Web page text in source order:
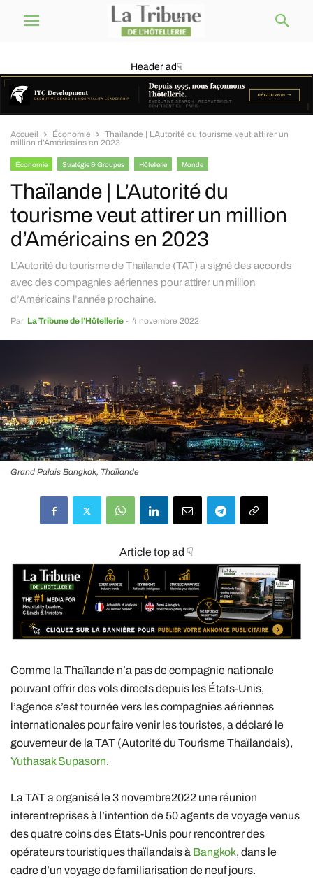
Header ad☟
Accueil Économie
Thaïlande | L’Autorité du tourisme veut attirer un
million d’Américains en 2023
Économie Stratégie & Groupes Hôtellerie Monde
Thaïlande | L’Autorité du
tourisme veut attirer un million
d’Américains en 2023
L’Autorité du tourisme de Thaïlande (TAT) a signé des accords
avec des compagnies aériennes pour attirer un million
d’Américains l’année prochaine.
Par La Tribune de l’Hôtellerie - 4 novembre 2022
Grand Palais Bangkok, Thaïlande
Article top ad ☟
Comme la Thaïlande n’a pas de compagnie nationale
pouvant offrir des vols directs depuis les États-Unis,
l’agence s’est tournée vers les compagnies aériennes
internationales pour faire venir les touristes, a déclaré le
gouverneur de la TAT (Autorité du Tourisme Thaïlandais),
Yuthasak Supasorn.
La TAT a organisé le 3 novembre2022 une réunion
interentreprises à l’intention de 50 agents de voyage venus
des quatre coins des États-Unis pour rencontrer des
opérateurs touristiques thaïlandais à Bangkok, dans le
cadre d’un voyage de familiarisation de neuf jours.